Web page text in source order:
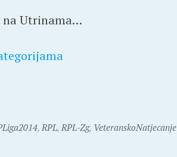
na Utrinama…
, RPL, RPL-Zg, VeteranskoNatjecanje